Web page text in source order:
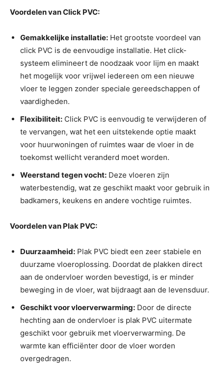
Voordelen van Click PVC:
Gemakkelijke installatie: Het grootste voordeel van
click PVC is de eenvoudige installatie. Het click-
systeem elimineert de noodzaak voor lijm en maakt
het mogelijk voor vrijwel iedereen om een nieuwe
vloer te leggen zonder speciale gereedschappen of
vaardigheden.
Flexibiliteit: Click PVC is eenvoudig te verwijderen of
te vervangen, wat het een uitstekende optie maakt
voor huurwoningen of ruimtes waar de vloer in de
toekomst wellicht veranderd moet worden.
Weerstand tegen vocht: Deze vloeren zijn
waterbestendig, wat ze geschikt maakt voor gebruik in
badkamers, keukens en andere vochtige ruimtes.
Voordelen van Plak PVC:
Duurzaamheid: Plak PVC biedt een zeer stabiele en
duurzame vloeroplossing. Doordat de plakken direct
aan de ondervloer worden bevestigd, is er minder
beweging in de vloer, wat bijdraagt aan de levensduur.
Geschikt voor vloerverwarming: Door de directe
hechting aan de ondervloer is plak PVC uitermate
geschikt voor gebruik met vloerverwarming. De
warmte kan efficiënter door de vloer worden
overgedragen.